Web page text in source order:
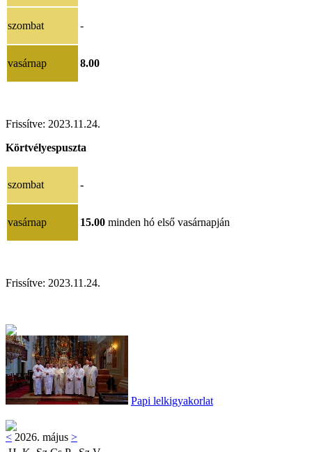
szombat -
vasárnap 8.00
Frissítve: 2023.11.24.
Körtvélyespuszta
szombat -
vasárnap 15.00 minden hó első vasárnapján
Frissítve: 2023.11.24.
Papi lelkigyakorlat
< 2026. május >